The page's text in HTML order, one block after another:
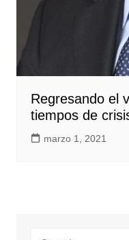
Regresando el
tiempos de
marzo 1, 2021